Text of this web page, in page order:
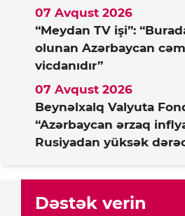
“Meydan TV işi”:
olunan Azərbaycan
vicdanıdır”
07 Avqust 2026
Beynəlxalq Valyuta
“Azərbaycan ərzaq
Rusiyadan yüksək
07 Avqust 2026
Dəstək verin